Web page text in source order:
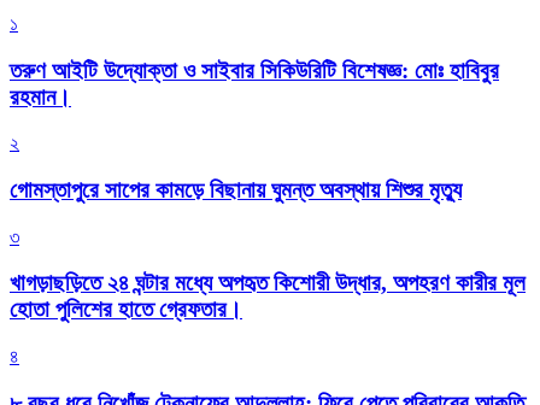
১
তরুণ আইটি উদ্যোক্তা ও সাইবার সিকিউরিটি বিশেষজ্ঞ: মোঃ হাবিবুর
রহমান।
২
গোমস্তাপুরে সাপের কামড়ে বিছানায় ঘুমন্ত অবস্থায় শিশুর মৃত্যু
৩
খাগড়াছড়িতে ২৪ ঘন্টার মধ্যে অপহৃত কিশোরী উদ্ধার, অপহরণ কারীর মূল
হোতা পুলিশের হাতে গ্রেফতার।
৪